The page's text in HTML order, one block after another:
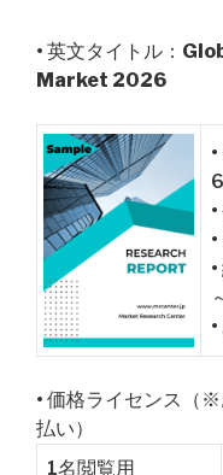
• 英文タイトル：
Market 2026
• 価格ライセンス（
払い）
1名閲覧用